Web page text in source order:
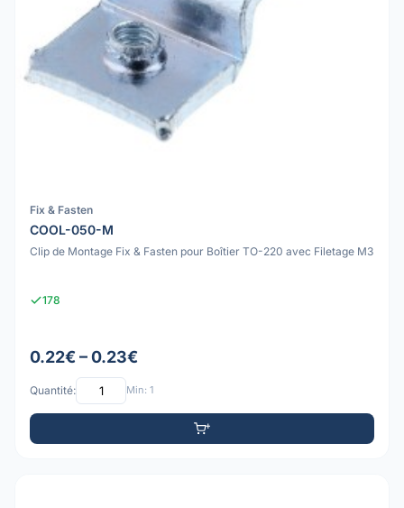
Fix & Fasten
COOL-050-M
Clip de Montage Fix & Fasten pour Boîtier TO-220 avec Filetage M3
178
0.22€ – 0.23€
Quantité: Min: 1